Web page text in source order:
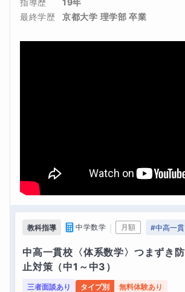
最終学歴
京都大学 理学部 卒業
教科指導 中学数学 月額 #中高一貫
中高一貫校〈体系数学〉つまずき防
止対策（中1～中3）
三者面談あり タイプ別 無料体験あり